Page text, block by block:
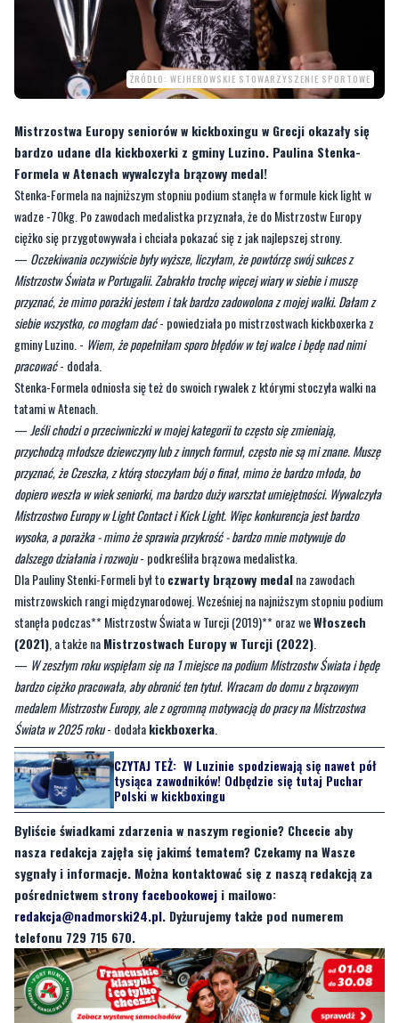
ŹRÓDŁO: WEJHEROWSKIE STOWARZYSZENIE SPORTOWE
Mistrzostwa Europy seniorów w kickboxingu w Grecji okazały się
bardzo udane dla kickboxerki z gminy Luzino. Paulina Stenka-
Formela w Atenach wywalczyła brązowy medal!
Stenka-Formela na najniższym stopniu podium stanęła w formule kick light w
wadze -70kg. Po zawodach medalistka przyznała, że do Mistrzostw Europy
ciężko się przygotowywała i chciała pokazać się z jak najlepszej strony.
—Oczekiwania oczywiście były wyższe, liczyłam, że powtórzę swój sukces z
Mistrzostw Świata w Portugalii. Zabrakło trochę więcej wiary w siebie i muszę
przyznać, że mimo porażki jestem i tak bardzo zadowolona z mojej walki. Dałam z
siebie wszystko, co mogłam dać- powiedziała po mistrzostwach kickboxerka z
gminy Luzino. -Wiem, że popełniłam sporo błędów w tej walce i będę nad nimi
pracować- dodała.
Stenka-Formela odniosła się też do swoich rywalek z którymi stoczyła walki na
tatami w Atenach.
—Jeśli chodzi o przeciwniczki w mojej kategorii to często się zmieniają,
przychodzą młodsze dziewczyny lub z innych formuł, często nie są mi znane. Muszę
przyznać, że Czeszka, z którą stoczyłam bój o finał, mimo że bardzo młoda, bo
dopiero weszła w wiek seniorki, ma bardzo duży warsztat umiejętności. Wywalczyła
Mistrzostwo Europy w Light Contact i Kick Light. Więc konkurencja jest bardzo
wysoka, a porażka - mimo że sprawia przykrość - bardzo mnie motywuje do
dalszego działania i rozwoju- podkreśliła brązowa medalistka.
Dla Pauliny Stenki-Formeli był toczwarty brązowy medalna zawodach
mistrzowskich rangi międzynarodowej. Wcześniej na najniższym stopniu podium
stanęła podczas** Mistrzostw Świata w Turcji (2019)** oraz weWłoszech
(2021), a także naMistrzostwach Europy w Turcji (2022).
—W zeszłym roku wspięłam się na 1 miejsce na podium Mistrzostw Świata i będę
bardzo ciężko pracowała, aby obronić ten tytuł. Wracam do domu z brązowym
medalem Mistrzostw Europy, ale z ogromną motywacją do pracy na Mistrzostwa
Świata w 2025 roku- dodała kickboxerka.
CZYTAJ TEŻ: W Luzinie spodziewają się nawet pół
tysiąca zawodników! Odbędzie się tutaj Puchar
Polski w kickboxingu
Byliście świadkami zdarzenia w naszym regionie? Chcecie aby
nasza redakcja zajęła się jakimś tematem? Czekamy na Wasze
sygnały i informacje. Można kontaktować się z naszą redakcją za
pośrednictwemstrony facebookoweji mailowo:
redakcja@nadmorski24.pl. Dyżurujemy także pod numerem
telefonu 729 715 670.